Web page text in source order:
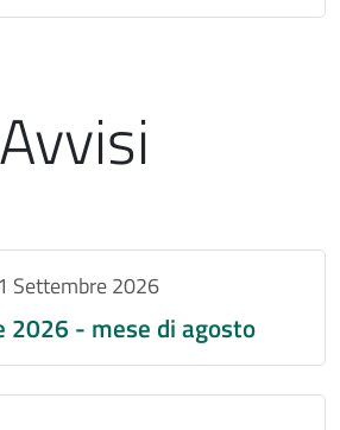
Avvisi
1 Settembre 2026
2026 - mese di agosto